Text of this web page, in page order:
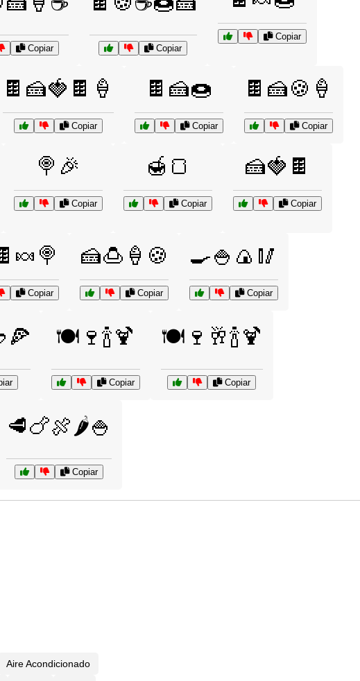
Copiar Copiar
Copiar
🍫🍰🍓🍫🍦
Copiar
🍫🍰🍩
Copiar
🍫🍰🍪🍦
Copiar
🍭🎉
Copiar
🍯🍞
Copiar
🍰🍓🍫
Copiar
Copiar
🍰🍮🍦🍪
Copiar
🍳🍚🍙🥢
Copiar
🍽️🍷🍾🍹
Copiar
🍽️🍷🥂🍾🍹
Copiar
🥩🍗🍖🌶️🍚
Copiar
Aire Acondicionado